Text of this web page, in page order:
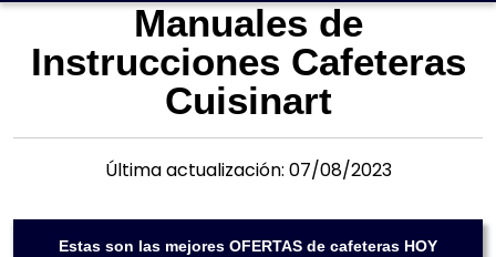
Manuales de
Instrucciones Cafeteras
Cuisinart
Última actualización: 07/08/2023
Estas son las mejores OFERTAS de cafeteras HOY